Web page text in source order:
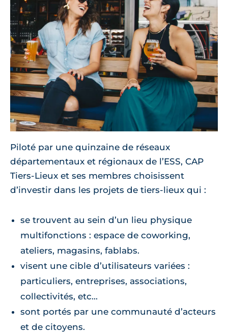
Piloté par une quinzaine de réseaux
départementaux et régionaux de l’ESS, CAP
Tiers-Lieux et ses membres choisissent
d’investir dans les projets de tiers-lieux qui :
se trouvent au sein d’un lieu physique
multifonctions : espace de coworking,
ateliers, magasins, fablabs.
visent une cible d’utilisateurs variées :
particuliers, entreprises, associations,
collectivités, etc...
sont portés par une communauté d’acteurs
et de citoyens.